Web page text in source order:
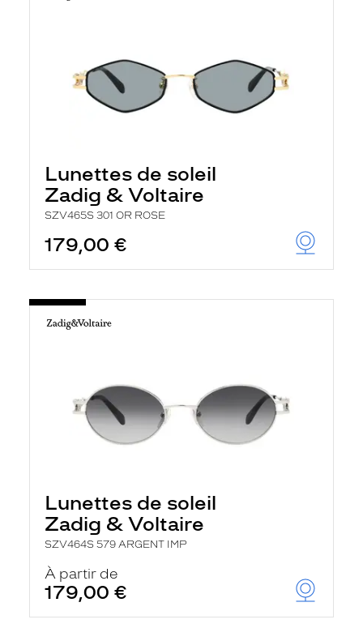
Lunettes de soleil
Zadig & Voltaire
SZV465S 301 OR ROSE
179,00 €
Lunettes de soleil
Zadig & Voltaire
SZV464S 579 ARGENT IMP
À partir de
179,00 €